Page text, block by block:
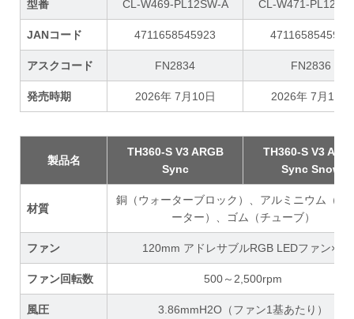
型番 CL-W469-PL12SW-A CL-W471-
JANコード 4711658545923 4711658545947
アスクコード FN2834 FN2836
発売時期 2026年 7月10日 2026年 7月10日
製品名
TH360-S V3 ARGB
Sync
TH360-S V3
Sync Snow
材質
銅（ウォーターブロック）、アルミニウム（ラ
ーター）、ゴム（チューブ）
ファン 120mm アドレサブルRGB LEDファン×3
ファン回転数 500～2,500rpm
風圧 3.86mmH2O（ファン1基あたり）